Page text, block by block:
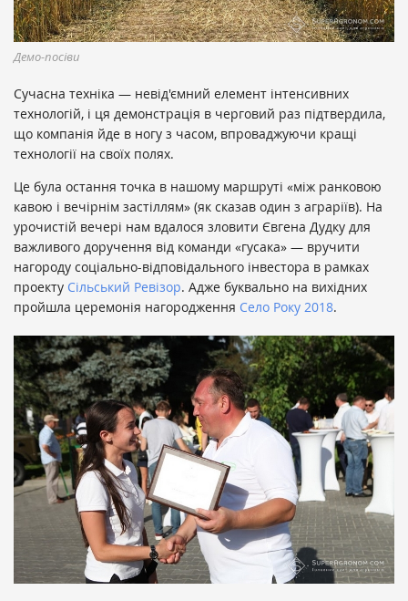
Демо-посіви
Сучасна техніка — невід'ємний елемент інтенсивних
технологій, і ця демонстрація в черговий раз підтвердила,
що компанія йде в ногу з часом, впроваджуючи кращі
технології на своїх полях.
Це була остання точка в нашому маршруті «між ранковою
кавою і вечірнім застіллям» (як сказав один з аграріїв). На
урочистій вечері нам вдалося зловити Євгена Дудку для
важливого доручення від команди «гусака» — вручити
нагороду соціально-відповідального інвестора в рамках
проекту Сільський Ревізор. Адже буквально на вихідних
пройшла церемонія нагородження Село Року 2018.